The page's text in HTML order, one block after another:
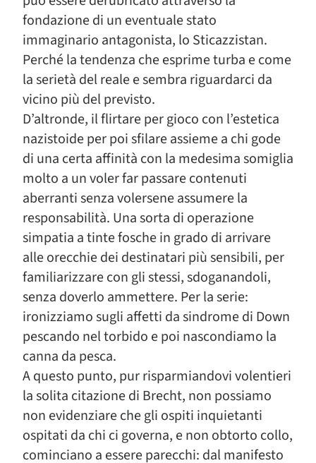
fondazione di un eventuale stato
immaginario antagonista, lo Sticazzistan.
Perché la tendenza che esprime turba e come
la serietà del reale e sembra riguardarci da
vicino più del previsto.
D’altronde, il flirtare per gioco con l’estetica
nazistoide per poi sfilare assieme a chi gode
di una certa affinità con la medesima somiglia
molto a un voler far passare contenuti
aberranti senza volersene assumere la
responsabilità. Una sorta di operazione
simpatia a tinte fosche in grado di arrivare
alle orecchie dei destinatari più sensibili, per
familiarizzare con gli stessi, sdoganandoli,
senza doverlo ammettere. Per la serie:
ironizziamo sugli affetti da sindrome di Down
pescando nel torbido e poi nascondiamo la
canna da pesca.
A questo punto, pur risparmiandovi volentieri
la solita citazione di Brecht, non possiamo
non evidenziare che gli ospiti inquietanti
ospitati da chi ci governa, e non obtorto collo,
cominciano a essere parecchi: dal manifesto